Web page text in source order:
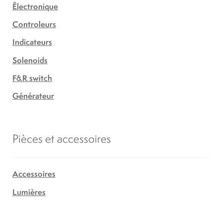
Électronique
Controleurs
Indicateurs
Solenoids
F&R switch
Générateur
Pièces et accessoires
Accessoires
Lumières